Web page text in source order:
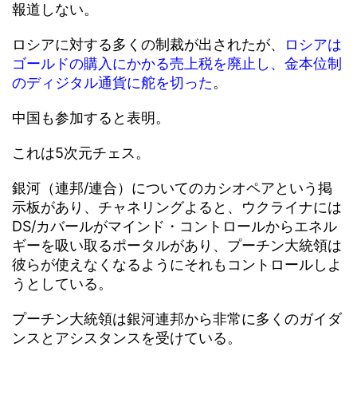
報道しない。
ロシアに対する多くの制裁が出されたが、
ロシアは
ゴールドの購入にかかる売上税を廃止し、金本位制
のディジタル通貨に舵を切った。
中国も参加すると表明。
これは5次元チェス。
銀河（連邦/連合）についてのカシオペアという掲
示板があり、チャネリングよると、ウクライナには
DS/カバールがマインド・コントロールからエネル
ギーを吸い取るポータルがあり、プーチン大統領は
彼らが使えなくなるようにそれもコントロールしよ
うとしている。
プーチン大統領は銀河連邦から非常に多くのガイダ
ンスとアシスタンスを受けている。